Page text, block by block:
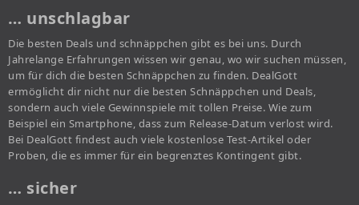
… unschlagbar
Die besten Deals und schnäppchen gibt es bei uns. Durch
Jahrelange Erfahrungen wissen wir genau, wo wir suchen müssen,
um für dich die besten Schnäppchen zu finden. DealGott
ermöglicht dir nicht nur die besten Schnäppchen und Deals,
sondern auch viele Gewinnspiele mit tollen Preise. Wie zum
Beispiel ein Smartphone, dass zum Release-Datum verlost wird.
Bei DealGott findest auch viele kostenlose Test-Artikel oder
Proben, die es immer für ein begrenztes Kontingent gibt.
… sicher